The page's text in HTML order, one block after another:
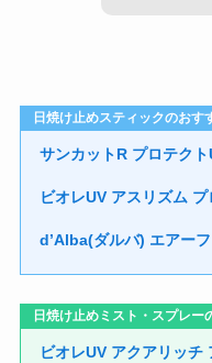
日焼け止めスティックのおす
サンカットR プロテク
ビオレUV アスリズム
d’Alba(ダルバ) エアー
日焼け止めミスト・スプレー
ビオレUV アクアリッチ